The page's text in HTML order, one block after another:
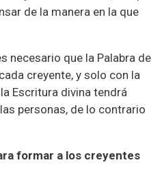
de la manera en la que
necesario que la Palabra de
creyente, y solo con la
Escritura divina tendrá
personas, de lo contrario
formar a los creyentes